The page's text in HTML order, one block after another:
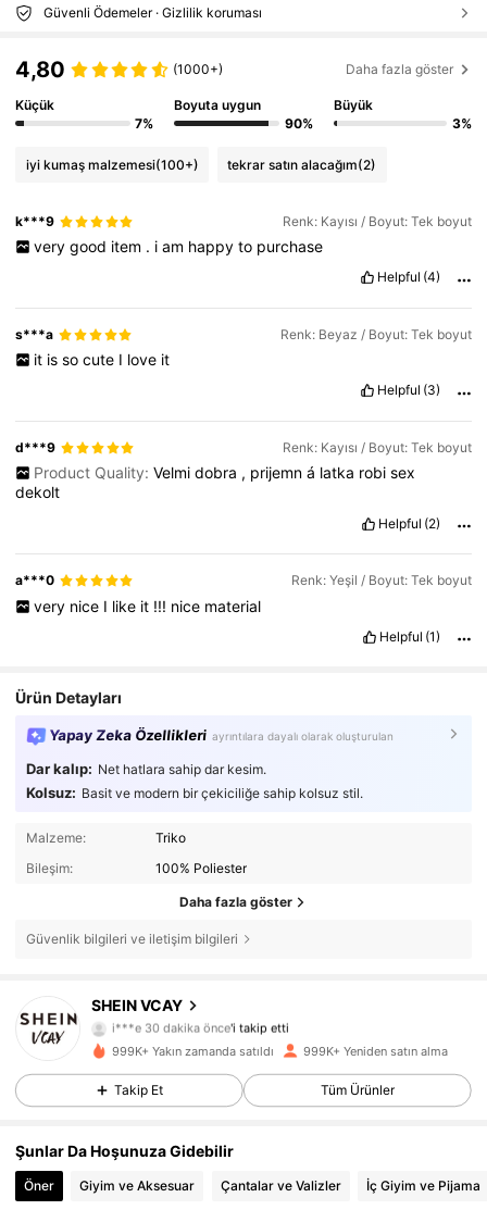
Güvenli Ödemeler · Gizlilik koruması
4,80 (1000+) Daha fazla göster
Küçük
7%
Boyuta uygun
90%
Büyük
3%
iyi kumaş malzemesi(100+) tekrar satın alacağım(2)
k***9 Renk: Kayısı / Boyut: Tek boyut
very good item . i am happy to purchase
Helpful (4)
s***a Renk: Beyaz / Boyut: Tek boyut
it is so cute I love it
Helpful (3)
d***9 Renk: Kayısı / Boyut: Tek boyut
Product Quality: Velmi dobra , prijemn á latka robi sex
dekolt
Helpful (2)
a***0 Renk: Yeşil / Boyut: Tek boyut
very nice I like it !!! nice material
Helpful (1)
Ürün Detayları
Yapay Zeka Özellikleri ayrıntılara dayalı olarak oluşturulan
Dar kalıp: Net hatlara sahip dar kesim.
Kolsuz: Basit ve modern bir çekiciliğe sahip kolsuz stil.
Malzeme:
Triko
Bileşim:
100% Poliester
Daha fazla göster
Güvenlik bilgileri ve iletişim bilgileri
SHEIN VCAY
4,85
794K Takipçiler
i***e 30 dakika önce'i takip etti
m***e göz atıyor
999K+ Yakın zamanda satıldı 999K+ Yeniden satın alma
Takip Et Tüm Ürünler
Şunlar Da Hoşunuza Gidebilir
Öner Giyim ve Aksesuar Çantalar ve Valizler İç Giyim ve Pijama